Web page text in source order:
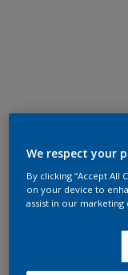
We respect your
By clicking “Accept All
on your device to
assist in our marketing